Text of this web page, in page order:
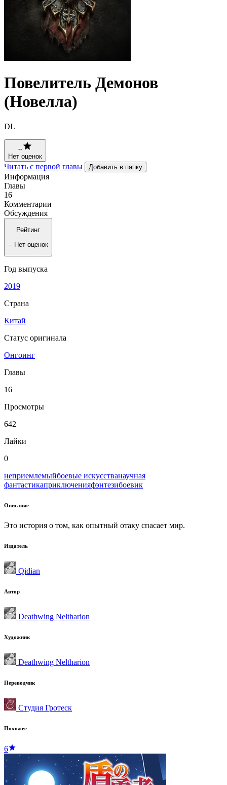
Повелитель Демонов
(Новелла)
DL
--
Нет оценок
Читать с первой главы Добавить в папку
Информация
Главы
16
Комментарии
Обсуждения
Рейтинг
-- Нет оценок
Год выпуска
2019
Страна
Китай
Статус оригинала
Онгоинг
Главы
16
Просмотры
642
Лайки
0
неприемлемыйбоевые искусстванаучная
фантастикаприключенияфэнтезибоевик
Описание
Это история о том, как опытный отаку спасает мир.
Издатель
Qidian
Автор
Deathwing Neltharion
Художник
Deathwing Neltharion
Переводчик
Студия Гротеск
Похожее
6